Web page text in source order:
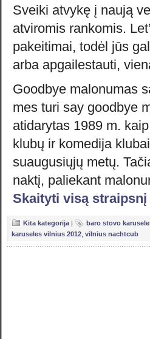
Sveiki atvykę į naują
atviromis rankomis.
pakeitimai, todėl jūs
arba apgailestauti,
Goodbye malonumas
mes turi say goodbye
atidarytas 1989 m.
klubų ir komedija
suaugusiųjų metų.
naktį, paliekant
Skaityti visą
Kita kategorija | baro stovo
karuseles vilnius 2012 vilnius nachtcub